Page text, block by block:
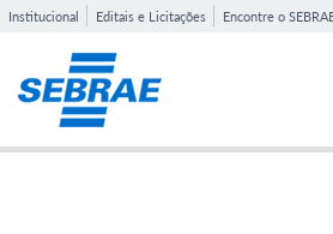
Institucional Editais e Licitações Encontre o